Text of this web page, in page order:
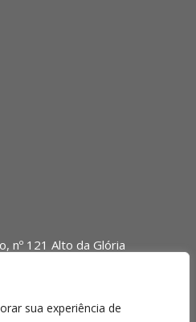
sua experiência de
nº 121 Alto da Glória
(51) 3103-0345 - (11) 4063-